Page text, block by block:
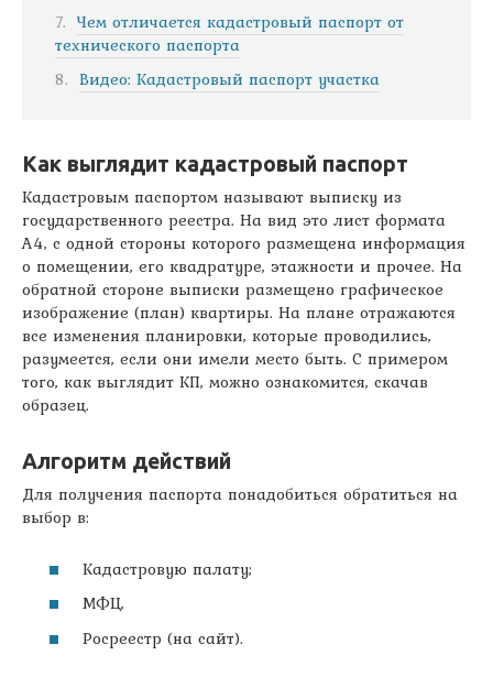
Чем отличается кадастровый паспорт от
технического паспорта
Видео: Кадастровый паспорт участка
Как выглядит кадастровый паспорт
Кадастровым паспортом называют выписку из
государственного реестра. На вид это лист формата
A4, с одной стороны которого размещена информация
о помещении, его квадратуре, этажности и прочее. На
обратной стороне выписки размещено графическое
изображение (план) квартиры. На плане отражаются
все изменения планировки, которые проводились,
разумеется, если они имели место быть. С примером
того, как выглядит КП, можно ознакомится, скачав
образец.
Алгоритм действий
Для получения паспорта понадобиться обратиться на
выбор в:
Кадастровую палату;
МФЦ,
Росреестр (на сайт).